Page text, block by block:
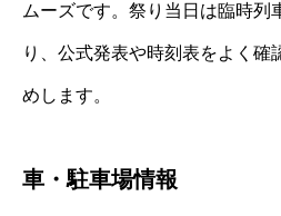
ムーズです。祭り当日は臨時列
り、公式発表や時刻表をよく確
めします。
車・駐車場情報